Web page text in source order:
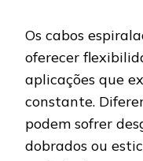
Os cabos
oferecer
aplicações que
constante.
podem sofrer
dobrados ou